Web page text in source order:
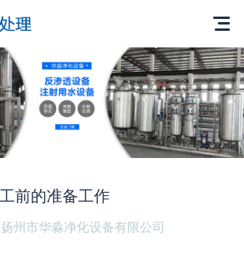
前的准备工作
扬州市华淼净化设备有限公司